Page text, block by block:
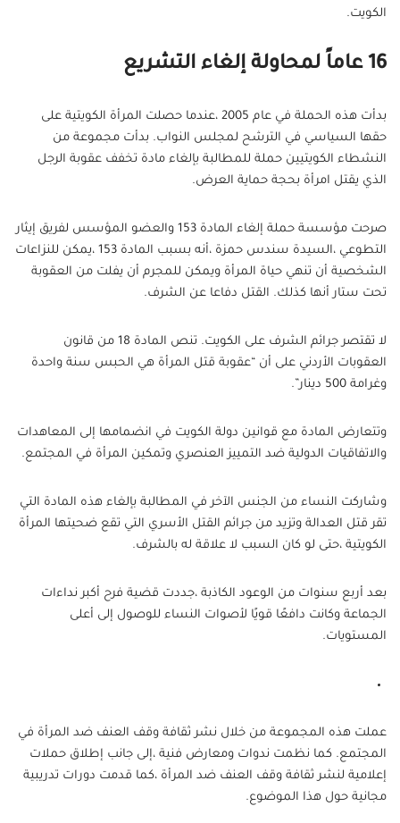
الكويت.
16 عاماً لمحاولة إلغاء التشريع
بدأت هذه الحملة في عام 2005 ،عندما حصلت المرأة الكويتية على
حقها السياسي في الترشح لمجلس النواب. بدأت مجموعة من
النشطاء الكويتيين حملة للمطالبة بإلغاء مادة تخفف عقوبة الرجل
الذي يقتل امرأة بحجة حماية العرض.
صرحت مؤسسة حملة إلغاء المادة 153 والعضو المؤسس لفريق إيثار
التطوعي ،السيدة سندس حمزة ،أنه بسبب المادة 153 ،يمكن للنزاعات
الشخصية أن تنهي حياة المرأة ويمكن للمجرم أن يفلت من العقوبة
تحت ستار أنها كذلك. القتل دفاعا عن الشرف.
لا تقتصر جرائم الشرف على الكويت. تنص المادة 18 من قانون
العقوبات الأردني على أن “عقوبة قتل المرأة هي الحبس سنة واحدة
وغرامة 500 دينار”.
وتتعارض المادة مع قوانين دولة الكويت في انضمامها إلى المعاهدات
والاتفاقيات الدولية ضد التمييز العنصري وتمكين المرأة في المجتمع.
وشاركت النساء من الجنس الآخر في المطالبة بإلغاء هذه المادة التي
تقر قتل العدالة وتزيد من جرائم القتل الأسري التي تقع ضحيتها المرأة
الكويتية ،حتى لو كان السبب لا علاقة له بالشرف.
بعد أربع سنوات من الوعود الكاذبة ،جددت قضية فرح أكبر نداءات
الجماعة وكانت دافعًا قويًا لأصوات النساء للوصول إلى أعلى
المستويات.
عملت هذه المجموعة من خلال نشر ثقافة وقف العنف ضد المرأة في
المجتمع. كما نظمت ندوات ومعارض فنية ،إلى جانب إطلاق حملات
إعلامية لنشر ثقافة وقف العنف ضد المرأة ،كما قدمت دورات تدريبية
مجانية حول هذا الموضوع.